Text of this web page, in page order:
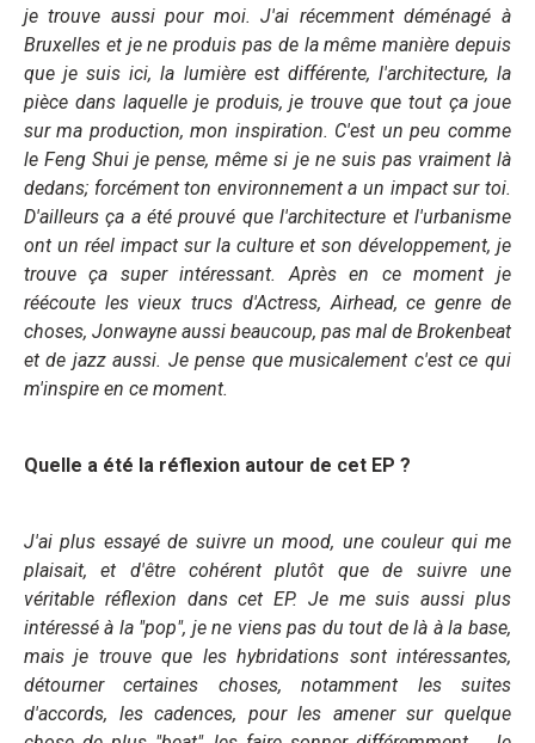
je trouve aussi pour moi. J'ai récemment déménagé à
Bruxelles et je ne produis pas de la même manière depuis
que je suis ici, la lumière est différente, l'architecture, la
pièce dans laquelle je produis, je trouve que tout ça joue
sur ma production, mon inspiration. C'est un peu comme
le Feng Shui je pense, même si je ne suis pas vraiment là
dedans; forcément ton environnement a un impact sur toi.
D'ailleurs ça a été prouvé que l'architecture et l'urbanisme
ont un réel impact sur la culture et son développement, je
trouve ça super intéressant. Après en ce moment je
réécoute les vieux trucs d'Actress, Airhead, ce genre de
choses, Jonwayne aussi beaucoup, pas mal de Brokenbeat
et de jazz aussi. Je pense que musicalement c'est ce qui
m'inspire en ce moment.
Quelle a été la réflexion autour de cet EP ?
J'ai plus essayé de suivre un mood, une couleur qui me
plaisait, et d'être cohérent plutôt que de suivre une
véritable réflexion dans cet EP. Je me suis aussi plus
intéressé à la "pop", je ne viens pas du tout de là à la base,
mais je trouve que les hybridations sont intéressantes,
détourner certaines choses, notamment les suites
d'accords, les cadences, pour les amener sur quelque